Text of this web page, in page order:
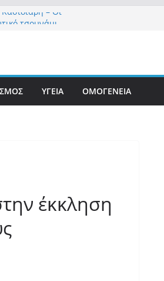
– Οι
θα πάρουνΥΓΕΙΑ ΟΜΟΓΕΝΕΙΑ
έκκληση